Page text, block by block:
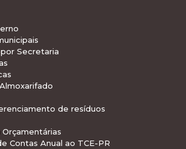
Secretaria
de resíduos
Contas Anual ao TCE-PR